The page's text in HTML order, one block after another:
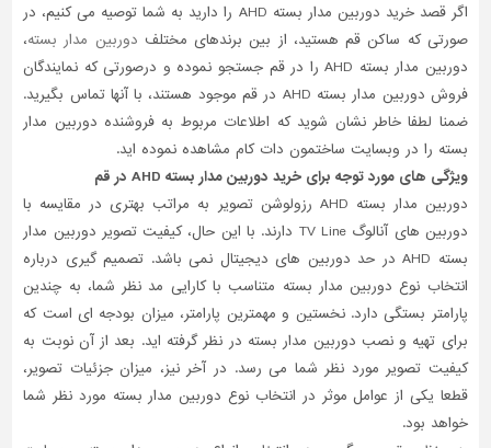
سایر
اگر قصد خرید دوربین مدار بسته AHD را دارید به شما توصیه می کنیم، در
صورتی که ساکن قم هستید، از بین برندهای مختلف دوربین مدار بسته،
دوربین مدار بسته AHD را در قم جستجو نموده و درصورتی که نمایندگان
فروش دوربین مدار بسته AHD در قم موجود هستند، با آنها تماس بگیرید.
ضمنا لطفا خاطر نشان شوید که اطلاعات مربوط به فروشنده دوربین مدار
بسته را در وبسایت ساختمون دات کام مشاهده نموده اید.
ویژگی های مورد توجه برای خرید دوربین مدار بسته AHD در قم
دوربین مدار بسته AHD رزولوشن تصویر به مراتب بهتری در مقایسه با
دوربین های آنالوگ TV Line دارند. با این حال، کیفیت تصویر دوربین مدار
بسته AHD در حد دوربین های دیجیتال نمی باشد. تصمیم گیری درباره
انتخاب نوع دوربین مدار بسته متناسب با کارایی مد نظر شما، به چندین
پارامتر بستگی دارد. نخستین و مهمترین پارامتر، میزان بودجه ای است که
برای تهیه و نصب دوربین مدار بسته در نظر گرفته اید. بعد از آن نوبت به
کیفیت تصویر مورد نظر شما می رسد. در آخر نیز، میزان جزئیات تصویر،
قطعا یکی از عوامل موثر در انتخاب نوع دوربین مدار بسته مورد نظر شما
خواهد بود.